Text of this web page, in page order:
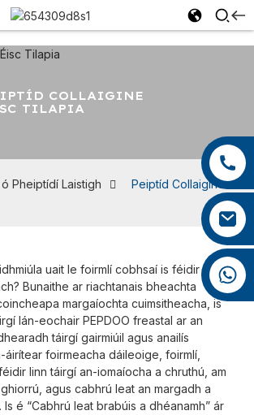
+86 13959222339
+86 0592 5599526
+86 18965423693
COLLAIGINE
TILAPIA
Pheiptídí Laistigh
Peiptíd Collaigine
uait le foirmlí cobhsaí is féidir a
Bunaithe ar riachtanais bheachta
margaíochta cuimsitheacha, is
lán-eochair PEPDOO freastal ar an
táirgí gairmiúil agus anailís
áirítear foirmeacha dáileoige, foirmlí,
linn táirgí an-iomaíocha a chruthú, am
agus cabhrú leat an margadh a
é “Cabhrú leat brabúis a dhéanamh” ár